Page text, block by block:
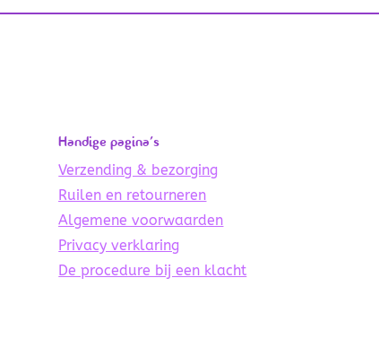
Handige pagina’s
Verzending & bezorging
Ruilen en retourneren
Algemene voorwaarden
Privacy verklaring
De procedure bij een klacht